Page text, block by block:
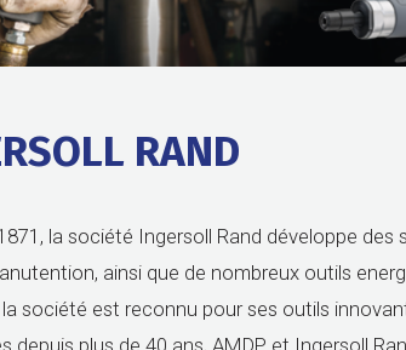
RAND
la société Ingersoll Rand développe
ainsi que de nombreux outils
société est reconnu pour ses outils
depuis plus de 40 ans, AMDP et Ingersoll